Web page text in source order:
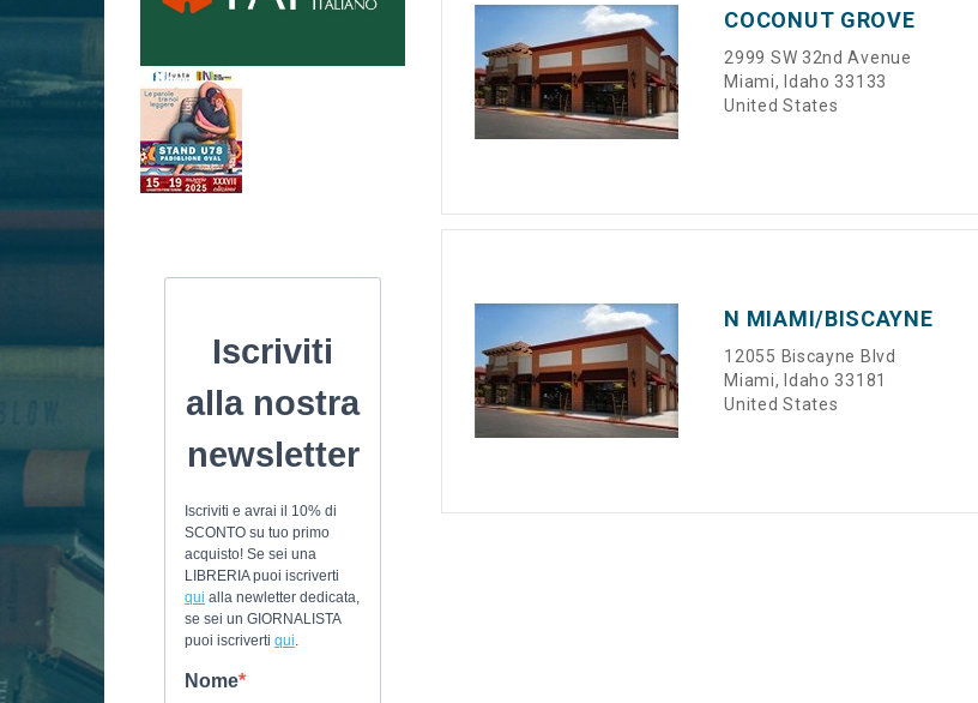
COCONUT GROVE
2999 SW 32nd Avenue
Miami, Idaho 33133
United States
N MIAMI/BISCAYNE
12055 Biscayne Blvd
Miami, Idaho 33181
United States